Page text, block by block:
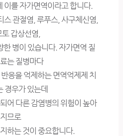
이를 자가면역이라고 합니다.
관절염, 루푸스, 사구체신염,
갑상선염,
한 병이 있습니다. 자가면역 질
는 질병마다
응을 억제하는 면역억제제 치
경우가 있는데
어 다른 감염병의 위험이 높아
지므로
하는 것이 중요합니다.